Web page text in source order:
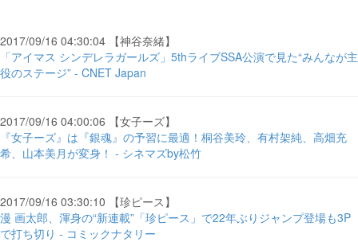
2017/09/16 04:30:04 【神谷奈緒】
「アイマス シンデレラガールズ」5thライブSSA公演で見た“みんなが主
役のステージ” - CNET Japan
2017/09/16 04:00:06 【女子ーズ】
『女子ーズ』は『銀魂』の予習に最適！桐谷美玲、有村架純、高畑充
希、山本美月が変身！ - シネマズby松竹
2017/09/16 03:30:10 【珍ピース】
漫 画太郎、渾身の“新連載”「珍ピース」で22年ぶりジャンプ登場も3P
で打ち切り - コミックナタリー